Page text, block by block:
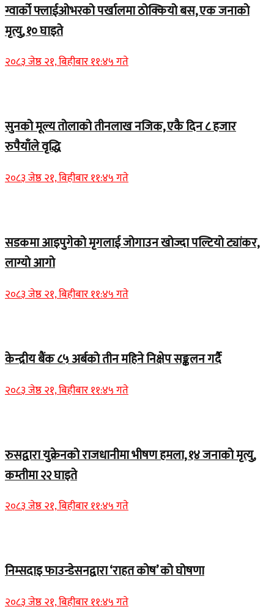
ग्वार्को फ्लाईओभरको पर्खालमा ठोक्कियो बस, एक जनाको
मृत्यु, १० घाइते
२०८३ जेष्ठ २१, बिहीबार ११:४५ गते
सुनको मूल्य तोलाको तीनलाख नजिक, एकै दिन ८ हजार
रुपैयाँले वृद्धि
२०८३ जेष्ठ २१, बिहीबार ११:४५ गते
सडकमा आइपुगेको मृगलाई जोगाउन खोज्दा पल्टियो ट्यांकर,
लाग्यो आगो
२०८३ जेष्ठ २१, बिहीबार ११:४५ गते
केन्द्रीय बैंक ८५ अर्बको तीन महिने निक्षेप सङ्कलन गर्दै
२०८३ जेष्ठ २१, बिहीबार ११:४५ गते
रुसद्वारा युक्रेनको राजधानीमा भीषण हमला, १४ जनाको मृत्यु,
कम्तीमा २२ घाइते
२०८३ जेष्ठ २१, बिहीबार ११:४५ गते
निम्सदाइ फाउन्डेसनद्वारा ‘राहत कोष’ को घोषणा
२०८३ जेष्ठ २१, बिहीबार ११:४५ गते